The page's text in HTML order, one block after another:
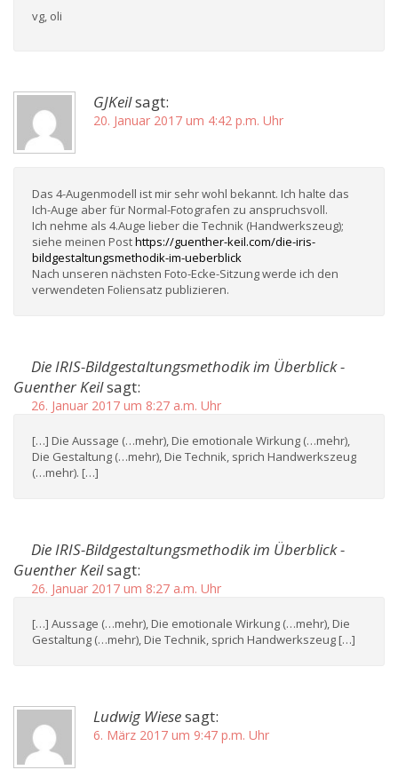
vg, oli
GJKeilsagt:
20. Januar 2017 um 4:42 p.m. Uhr
Das 4-Augenmodell ist mir sehr wohl bekannt. Ich halte das
Ich-Auge aber für Normal-Fotografen zu anspruchsvoll.
Ich nehme als 4.Auge lieber die Technik (Handwerkszeug);
siehe meinen Posthttps://guenther-keil.com/die-iris-
bildgestaltungsmethodik-im-ueberblick
Nach unseren nächsten Foto-Ecke-Sitzung werde ich den
verwendeten Foliensatz publizieren.
Die IRIS-Bildgestaltungsmethodik im Überblick -
Guenther Keilsagt:
26. Januar 2017 um 8:27 a.m. Uhr
[…] Die Aussage (…mehr), Die emotionale Wirkung (…mehr),
Die Gestaltung (…mehr), Die Technik, sprich Handwerkszeug
(…mehr). […]
Die IRIS-Bildgestaltungsmethodik im Überblick -
Guenther Keilsagt:
26. Januar 2017 um 8:27 a.m. Uhr
[…] Aussage (…mehr), Die emotionale Wirkung (…mehr), Die
Gestaltung (…mehr), Die Technik, sprich Handwerkszeug […]
Ludwig Wiesesagt:
6. März 2017 um 9:47 p.m. Uhr